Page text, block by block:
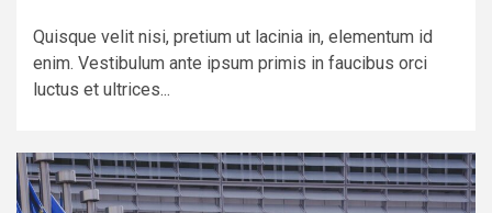
Quisque velit nisi, pretium ut lacinia in, elementum id
enim. Vestibulum ante ipsum primis in faucibus orci
luctus et ultrices...